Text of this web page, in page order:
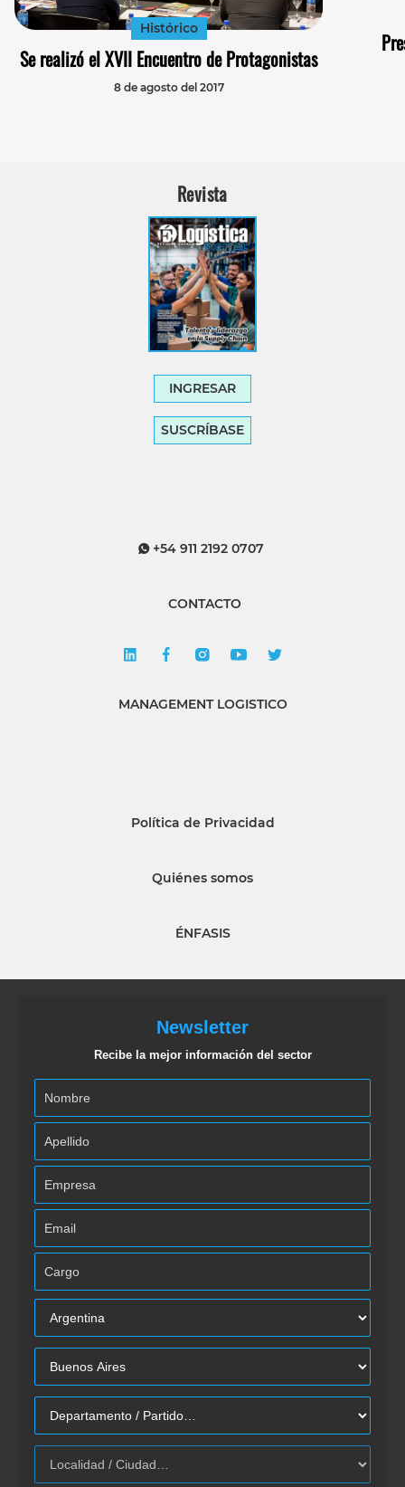
Histórico
Se realizó el XVII Encuentro de Protagonistas
8 de agosto del 2017
Revista
INGRESAR
SUSCRÍBASE
+54 911 2192 0707
CONTACTO
MANAGEMENT LOGISTICO
Política de Privacidad
Quiénes somos
ÉNFASIS
Newsletter
Recibe la mejor información del sector